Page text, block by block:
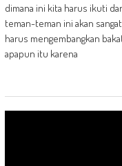
dimana ini kita harus ikuti
teman-teman ini akan
harus mengembangkan
apapun itu karena